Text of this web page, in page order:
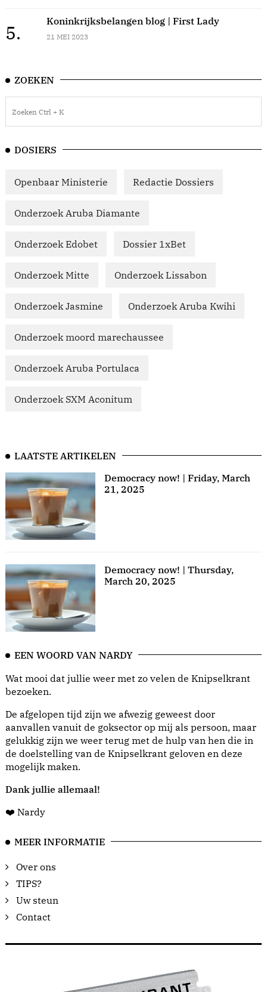
5.
Koninkrijksbelangen blog | First Lady
21 MEI 2023
ZOEKEN
DOSIERS
Openbaar Ministerie Redactie Dossiers
Onderzoek Aruba Diamante
Onderzoek Edobet Dossier 1xBet
Onderzoek Mitte Onderzoek Lissabon
Onderzoek Jasmine Onderzoek Aruba Kwihi
Onderzoek moord marechaussee
Onderzoek Aruba Portulaca
Onderzoek SXM Aconitum
LAATSTE ARTIKELEN
Democracy now! | Friday, March
21, 2025
Democracy now! | Thursday,
March 20, 2025
EEN WOORD VAN NARDY
Wat mooi dat jullie weer met zo velen de Knipselkrant
bezoeken.
De afgelopen tijd zijn we afwezig geweest door
aanvallen vanuit de goksector op mij als persoon, maar
gelukkig zijn we weer terug met de hulp van hen die in
de doelstelling van de Knipselkrant geloven en deze
mogelijk maken.
Dank jullie allemaal!
❤️ Nardy
MEER INFORMATIE
Over ons
TIPS?
Uw steun
Contact